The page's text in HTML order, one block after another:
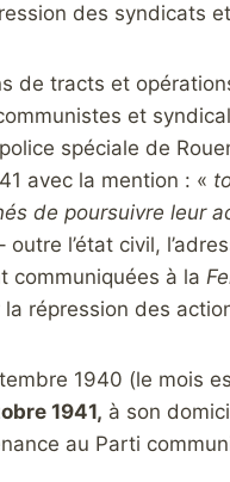
des syndicats
de tracts et
et
spéciale de
avec la mention : «
de poursuivre leur
l’état civil,
communiquées à la
répression des
1940 (le mois
1941, à son
au Parti